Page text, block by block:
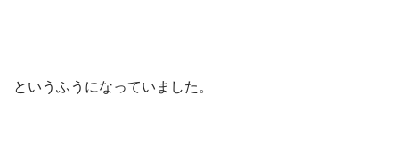
というふうになっていました。